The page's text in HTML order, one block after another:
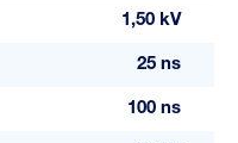
1,50 kV
25 ns
100 ns